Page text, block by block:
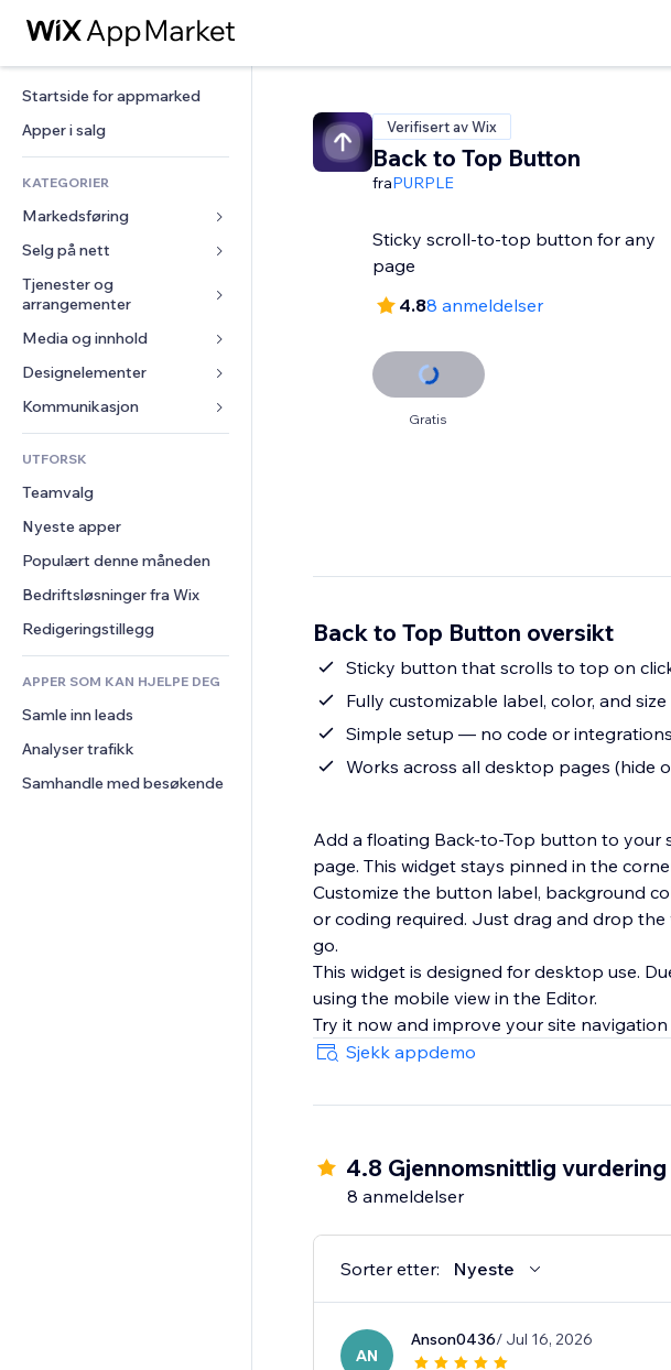
Startside for appmarked
Apper i salg
KATEGORIER
Markedsføring
Annonser
Mobil
Analyser
Sosiale medier
SEO
Engasjement
Nettstedsoppføringer
E-post
Konvertering
Selg på nett
Apper for butikker
Frakt og levering
Selg-knapper
Nettkurs
On-demand-utskrift
Regnskap
Kuponger og fordelsprogram
Lagerløsninger
Dropshipping
Priser og abonnement
Folkefinansiering
Mat og drikke
Tjenester og
arrangementer
Hoteller
Arrangementer
Restauranter
Eiendom
Bookinger
Media og innhold
Galleri
Musikk
Podkaster
Fotografi
Video
PDF
Fildeling
Nyheter
Designelementer
Kart og navigasjon
Personvern og sikkerhet
Klokke
Sidemaler
Bildeeffekter
Knapper og menyer
Bannere og merker
Kalkulatorer
Søk
Vær
Diagrammer og tabeller
Skjemaer
Avstemninger
Chat
Kommentarer
Telefon
Samfunn
Anmeldelser og
UTFORSK
Teamvalg
Nyeste apper
Populært denne måneden
Bedriftsløsninger fra Wix
Redigeringstillegg
APPER SOM KAN HJELPE DEG
Samle inn leads
Analyser trafikk
Samhandle med besøkende
Verifisert av Wix
Back to Top Button
fraPURPLE
Sticky scroll-to-top button for any
page
4.88 anmeldelser
Gratis
Back to Top Button oversikt
Sticky button that scrolls to top on
Fully customizable label, color, and size
Simple setup — no code or integrations
Works across all desktop pages (hide
Add a floating Back-to-Top button to your
page. This widget stays pinned in the
Customize the button label, background
or coding required. Just drag and drop
go.
This widget is designed for desktop use.
using the mobile view in the Editor.
Sjekk appdemo
4.8 Gjennomsnittlig vurdering
8 anmeldelser
Sorter etter: Nyeste
AN
Anson0436/ Jul 16, 2026